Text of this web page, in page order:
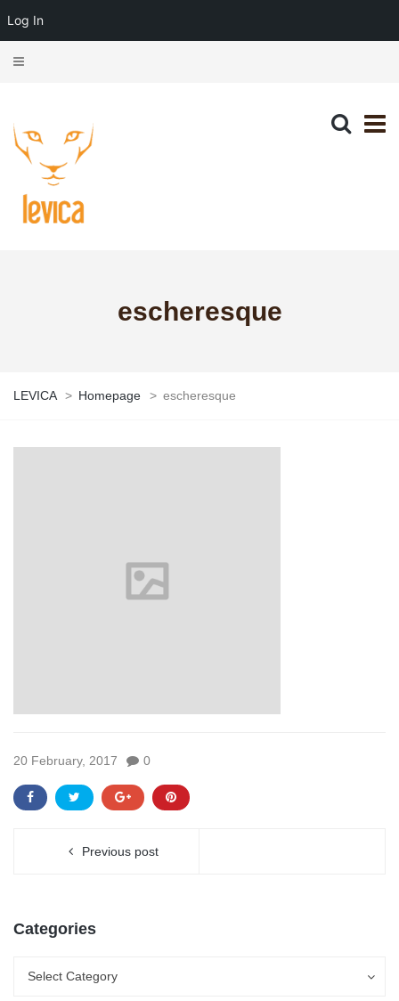
escheresque
LEVICA > Homepage > escheresque
20 February, 2017 0
Previous post
Categories
Select Category
Log In